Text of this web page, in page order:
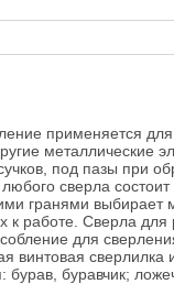
применяется для
металлические
под пазы при
сверла состоит
гранями выбирает
к работе. Сверла
для
винтовая сверлилка
бурав, буравчик;